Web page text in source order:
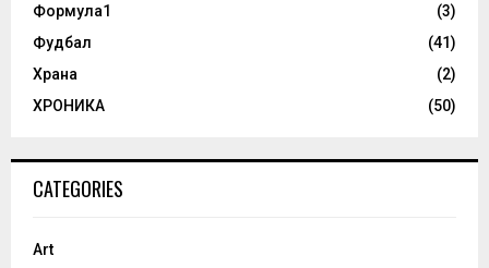
Формула1
(3)
Фудбал
(41)
Храна
(2)
ХРОНИКА
(50)
CATEGORIES
Art